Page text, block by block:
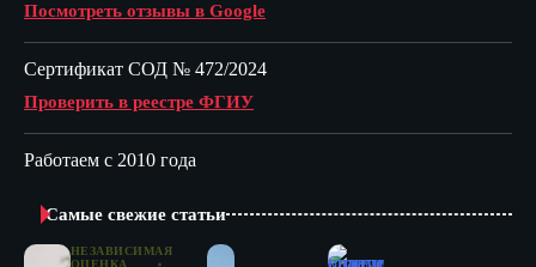
Посмотреть отзывы в Google
Сертификат СОД № 472/2024
Проверить в реестре ФГИУ
Работаем с 2010 года
Самые свежие статьи
НЕЗАВИСИМАЯ
ОЦЕНКА